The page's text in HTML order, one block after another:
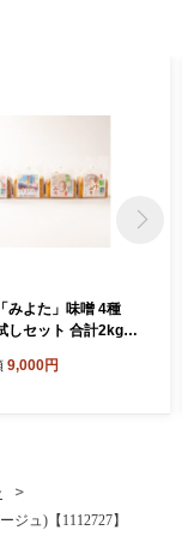
みよた」味噌 4種
セット 合計2kg
9,000円
ュ)【1112727】